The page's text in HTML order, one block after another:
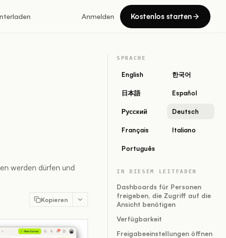
Anmelden Kostenlos starten
werden dürfen und
Kopieren
SPRACHE
English 한국어
日本語 Español
Русский Deutsch
Français Italiano
Português
IN DIESEM LEITFADEN
Dashboards für Personen
freigeben, die Zugriff auf die
Ansicht benötigen
Verfügbarkeit
Freigabeeinstellungen öffnen